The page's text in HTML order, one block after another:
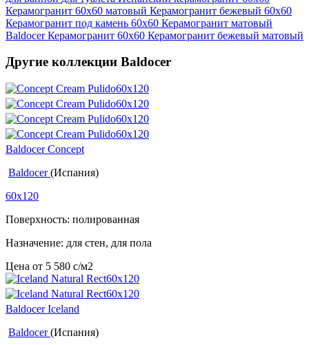
Керамогранит 60x60 матовый Керамогранит бежевый 60x60
Керамогранит под камень 60x60 Керамогранит матовый
BaldocerКерамогранит 60x60 Керамогранит бежевый матовый
Другие коллекции Baldocer
Baldocer Concept
Baldocer(Испания)
60x120
Поверхность: полированная
Назначение: для стен, для пола
Цена от 5 580 c/м2
Baldocer Iceland
Baldocer(Испания)